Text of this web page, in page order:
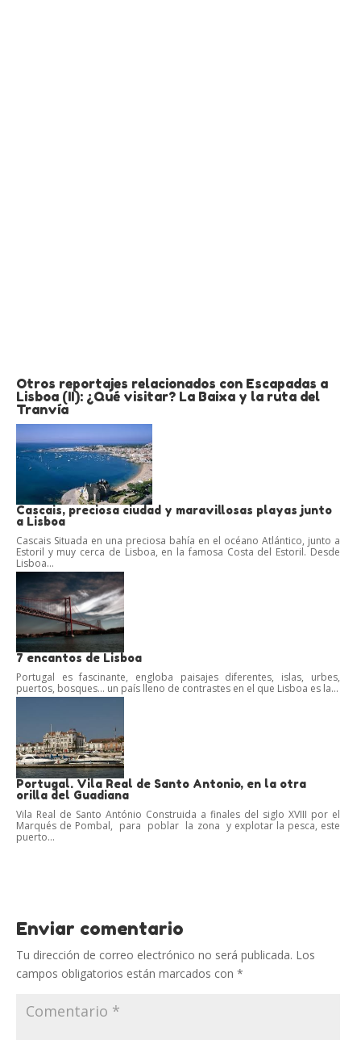
Otros reportajes relacionados con Escapadas a
Lisboa (II): ¿Qué visitar? La Baixa y la ruta del
Tranvía
Cascais, preciosa ciudad y maravillosas playas junto
a Lisboa
Cascais Situada en una preciosa bahía en el océano Atlántico, junto a
Estoril y muy cerca de Lisboa, en la famosa Costa del Estoril. Desde
Lisboa...
7 encantos de Lisboa
Portugal es fascinante, engloba paisajes diferentes, islas, urbes,
puertos, bosques… un país lleno de contrastes en el que Lisboa es la...
Portugal. Vila Real de Santo Antonio, en la otra
orilla del Guadiana
Vila Real de Santo António Construida a finales del siglo XVIII por el
Marqués de Pombal, para poblar la zona y explotar la pesca, este
puerto...
Enviar comentario
Tu dirección de correo electrónico no será publicada. Los
campos obligatorios están marcados con *